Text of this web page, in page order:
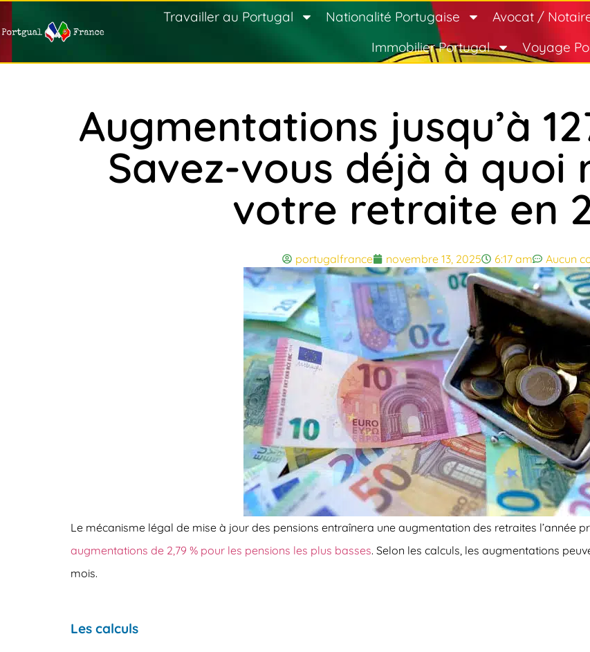
Travailler au Portugal Nationalité Portugaise Avocat /
Immobilier Portugal
Voyage
Augmentations jusqu’à
Savez-vous déjà à quoi
votre retraite en
portugalfrance novembre 13, 2025 6:17 am Aucun
Le mécanisme légal de mise à jour des pensions entraînera une augmentation des retraites l’année
augmentations de 2,79 % pour les pensions les plus basses. Selon les calculs, les augmentations
mois.
Les calculs